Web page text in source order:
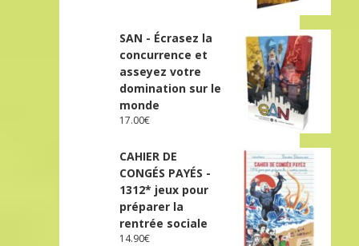
SAN - Écrasez la
concurrence et
asseyez votre
domination sur le
monde
17.00€
CAHIER DE
CONGÉS PAYÉS -
1312* jeux pour
préparer la
rentrée sociale
14.90€